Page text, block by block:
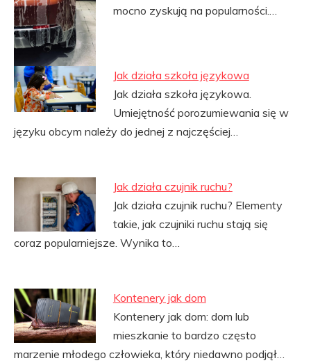
mocno zyskują na popularności.…
Jak działa szkoła językowa
Jak działa szkoła językowa.
Umiejętność porozumiewania się w
języku obcym należy do jednej z najczęściej…
Jak działa czujnik ruchu?
Jak działa czujnik ruchu? Elementy
takie, jak czujniki ruchu stają się
coraz popularniejsze. Wynika to…
Kontenery jak dom
Kontenery jak dom: dom lub
mieszkanie to bardzo często
marzenie młodego człowieka, który niedawno podjął…